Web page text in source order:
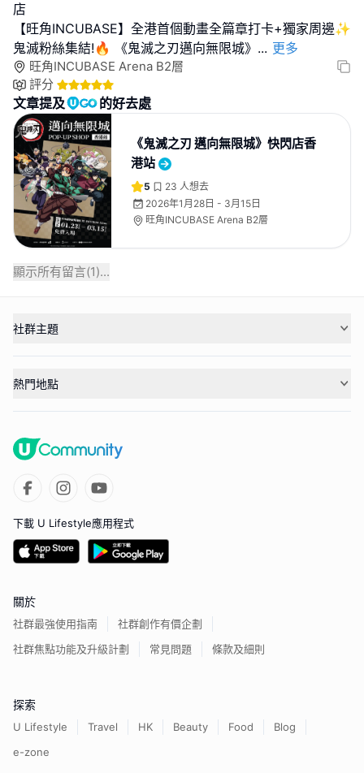
店
【旺角INCUBASE】全港首個動畫全篇章打卡+獨家周邊✨
鬼滅粉絲集結!🔥 《鬼滅之刃邁向無限城》 ... 更多
旺角INCUBASE Arena B2層
評分
文章提及 的好去處
《鬼滅之刃 邁向無限城》快閃店香
港站
5 23 人想去
2026年1月28日 - 3月15日
旺角INCUBASE Arena B2層
顯示所有留言(1)...
社群主題
熱門地點
下載 U Lifestyle應用程式
關於
社群最強使用指南
社群創作有價企劃
社群焦點功能及升級計劃
常見問題 條款及細則
探索
U Lifestyle Travel HK Beauty Food
Blog
e-zone